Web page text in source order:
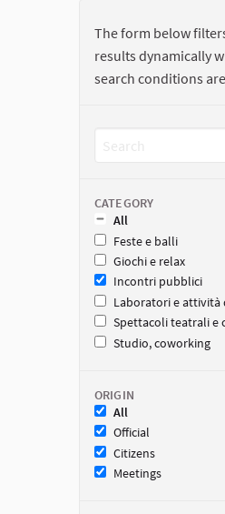
The form below
results dynamically
search conditions
CATEGORY
All
Feste e balli
Giochi e relax
Incontri pubblici
Laboratori e attività
Spettacoli teatrali e
Studio, coworking
ORIGIN
All
Official
Citizens
Meetings